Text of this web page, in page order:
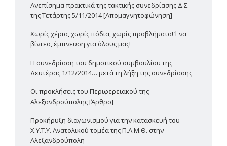
Ανεπίσημα πρακτικά της τακτικής συνεδρίασης Δ.Σ.
της Τετάρτης 5/11/2014 [Απομαγνητοφώνηση]
Χωρίς χέρια, χωρίς πόδια, χωρίς προβλήματα! Ένα
βίντεο, έμπνευση για όλους μας!
Η συνεδρίαση του δημοτικού συμβουλίου της
Δευτέρας 1/12/2014… μετά τη λήξη της συνεδρίασης
Οι προκλήσεις του Περιφερειακού της
Αλεξανδρούπολης [Άρθρο]
Προκήρυξη διαγωνισμού για την κατασκευή του
Χ.Υ.Τ.Υ. Ανατολικού τομέα της Π.Α.Μ.Θ. στην
Αλεξανδρούπολη